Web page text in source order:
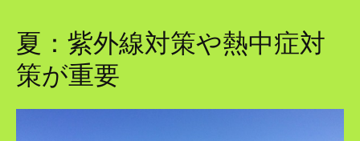
夏：紫外線対策や熱中症対
策が重要